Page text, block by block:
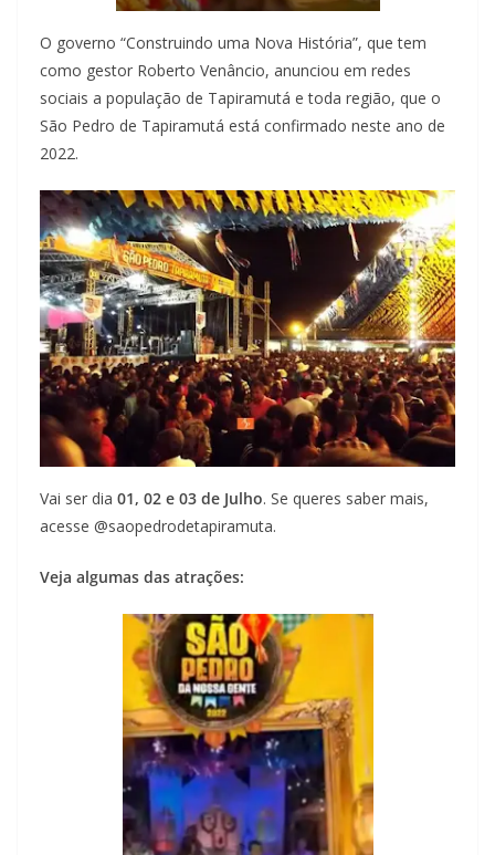
O governo “Construindo uma Nova História”, que tem
como gestor Roberto Venâncio, anunciou em redes
sociais a população de Tapiramutá e toda região, que o
São Pedro de Tapiramutá está confirmado neste ano de
2022.
Vai ser dia 01, 02 e 03 de Julho. Se queres saber mais,
acesse @saopedrodetapiramuta.
Veja algumas das atrações: